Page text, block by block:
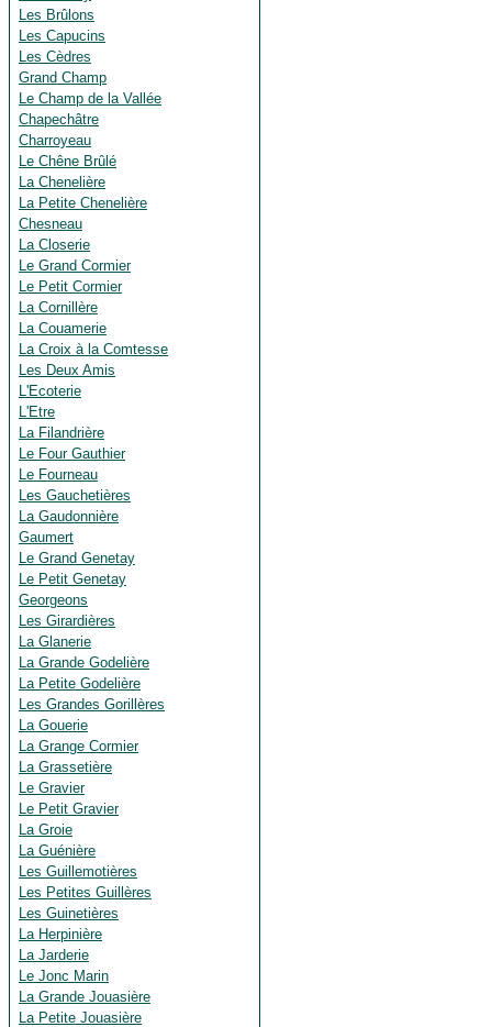
Les Brûlons
Les Capucins
Les Cèdres
Grand Champ
Le Champ de la Vallée
Chapechâtre
Charroyeau
Le Chêne Brûlé
La Chenelière
La Petite Chenelière
Chesneau
La Closerie
Le Grand Cormier
Le Petit Cormier
La Cornillère
La Couamerie
La Croix à la Comtesse
Les Deux Amis
L'Ecoterie
L'Etre
La Filandrière
Le Four Gauthier
Le Fourneau
Les Gauchetières
La Gaudonnière
Gaumert
Le Grand Genetay
Le Petit Genetay
Georgeons
Les Girardières
La Glanerie
La Grande Godelière
La Petite Godelière
Les Grandes Gorillères
La Gouerie
La Grange Cormier
La Grassetière
Le Gravier
Le Petit Gravier
La Groie
La Guénière
Les Guillemotières
Les Petites Guillères
Les Guinetières
La Herpinière
La Jarderie
Le Jonc Marin
La Grande Jouasière
La Petite Jouasière